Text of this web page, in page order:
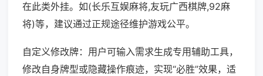
在此类外挂。如(长乐互娱麻将,友玩广西棋牌,92麻
将)等，建议通过正规途径维护游戏公平。
自定义修改牌：用户可输入需求生成专用辅助工具，
修改自身牌型或隐藏操作痕迹，实现“必胜”效果，适